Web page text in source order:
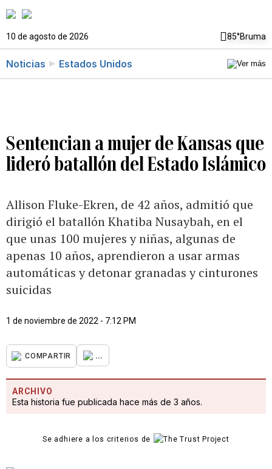
10 de agosto de 2026 85°Bruma
Noticias Estados Unidos
Sentencian a mujer de Kansas que
lideró batallón del Estado Islámico
Allison Fluke-Ekren, de 42 años, admitió que
dirigió el batallón Khatiba Nusaybah, en el
que unas 100 mujeres y niñas, algunas de
apenas 10 años, aprendieron a usar armas
automáticas y detonar granadas y cinturones
suicidas
1 de noviembre de 2022 - 7:12 PM
COMPARTIR ...
ARCHIVO
Esta historia fue publicada hace más de 3 años.
Se adhiere a los criterios de